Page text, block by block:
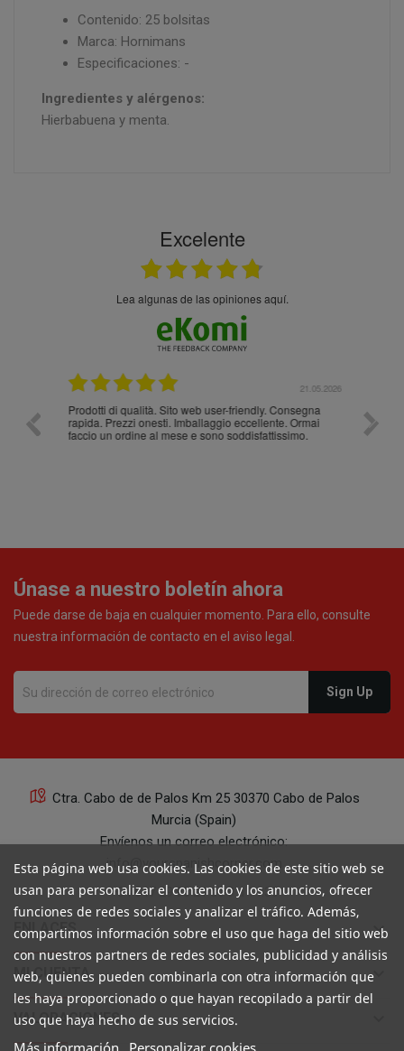
Contenido: 25 bolsitas
Marca: Hornimans
Especificaciones: -
Ingredientes y alérgenos:
Hierbabuena y menta.
Excelente
Lea algunas de las opiniones aquí.
21.05.2026
Prodotti di qualità. Sito web user-friendly. Consegna
rapida. Prezzi onesti. Imballaggio eccellente. Ormai
faccio un ordine al mese e sono soddisfattissimo.
10/10
Únase a nuestro boletín ahora
Puede darse de baja en cualquier momento. Para ello, consulte
nuestra información de contacto en el aviso legal.
Ctra. Cabo de de Palos Km 25 30370 Cabo de Palos
Murcia (Spain)
Envíenos un correo electrónico:
info@yourspanishcorner.com
+34 647 29 98 21 de 9 a 14:30
ENLACES keyboard_arrow_down
MI CUENTA keyboard_arrow_down
VALORACIONES
Esta página web usa cookies. Las cookies de este sitio web se
usan para personalizar el contenido y los anuncios, ofrecer
funciones de redes sociales y analizar el tráfico. Además,
compartimos información sobre el uso que haga del sitio web
con nuestros partners de redes sociales, publicidad y análisis
web, quienes pueden combinarla con otra información que
les haya proporcionado o que hayan recopilado a partir del
uso que haya hecho de sus servicios.
Más información Personalizar cookies